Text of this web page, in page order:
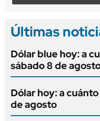
Últimas
Dólar blue hoy: a
sábado 8 de
Dólar hoy: a
de agosto